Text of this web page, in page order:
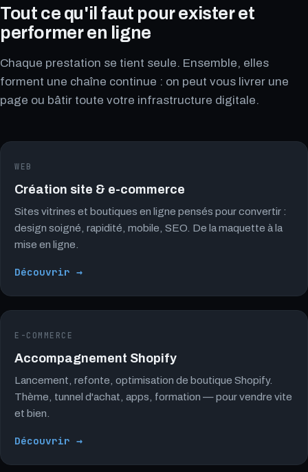
Tout ce qu'il faut pour exister et
performer en ligne
Chaque prestation se tient seule. Ensemble, elles
forment une chaîne continue : on peut vous livrer une
page ou bâtir toute votre infrastructure digitale.
WEB
Création site & e-commerce
Sites vitrines et boutiques en ligne pensés pour convertir :
design soigné, rapidité, mobile, SEO. De la maquette à la
mise en ligne.
Découvrir →
E-COMMERCE
Accompagnement Shopify
Lancement, refonte, optimisation de boutique Shopify.
Thème, tunnel d'achat, apps, formation — pour vendre vite
et bien.
Découvrir →